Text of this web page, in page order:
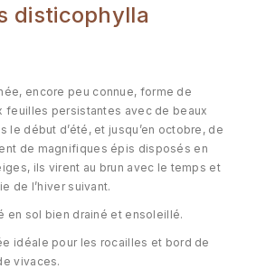
disticophylla
encore peu connue, forme de
feuilles persistantes avec de beaux
le début d’été, et jusqu’en octobre, de
de magnifiques épis disposés en
ils virent au brun avec le temps et
de l’hiver suivant.
en sol bien drainé et ensoleillé.
idéale pour les rocailles et bord de
vivaces.